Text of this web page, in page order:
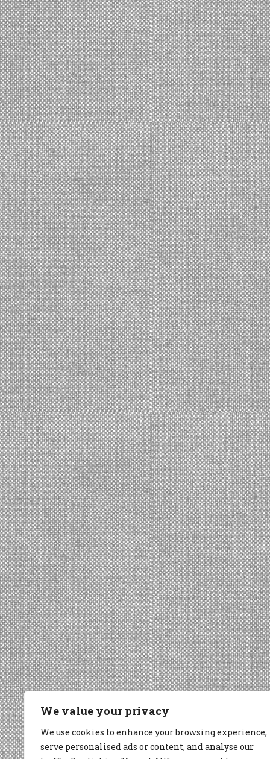
We value your privacy
We use cookies to enhance your browsing experience,
serve personalised ads or content, and analyse our